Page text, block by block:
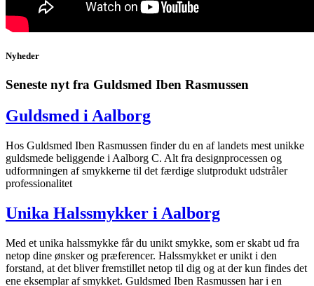
Nyheder
Seneste nyt fra Guldsmed Iben Rasmussen
Guldsmed i Aalborg
Hos Guldsmed Iben Rasmussen finder du en af landets mest unikke
guldsmede beliggende i Aalborg C. Alt fra designprocessen og
udformningen af smykkerne til det færdige slutprodukt udstråler
professionalitet
Unika Halssmykker i Aalborg
Med et unika halssmykke får du unikt smykke, som er skabt ud fra
netop dine ønsker og præferencer. Halssmykket er unikt i den
forstand, at det bliver fremstillet netop til dig og at der kun findes det
ene eksemplar af smykket. Guldsmed Iben Rasmussen har i en